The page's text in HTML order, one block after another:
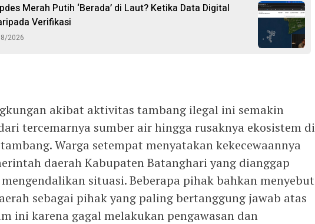
Merah Putih ‘Berada’ di Laut? Ketika Data Digital
Verifikasi
2026
akibat aktivitas tambang ilegal ini semakin
tercemarnya sumber air hingga rusaknya ekosistem di
Warga setempat menyatakan kekecewaannya
daerah Kabupaten Batanghari yang dianggap
situasi. Beberapa pihak bahkan menyebut
sebagai pihak yang paling bertanggung jawab atas
ini karena gagal melakukan pengawasan dan